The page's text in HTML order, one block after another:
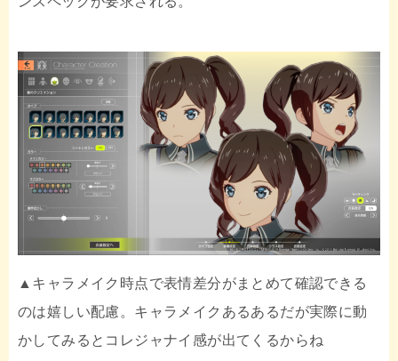
▲キャラメイク時点で表情差分がまとめて確認できる
のは嬉しい配慮。キャラメイクあるあるだが実際に動
かしてみるとコレジャナイ感が出てくるからね